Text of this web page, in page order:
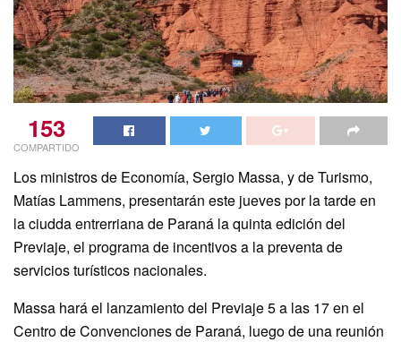
153
COMPARTIDO
Los ministros de Economía, Sergio Massa, y de Turismo,
Matías Lammens, presentarán este jueves por la tarde en
la ciudda entrerriana de Paraná la quinta edición del
Previaje, el programa de incentivos a la preventa de
servicios turísticos nacionales.
Massa hará el lanzamiento del Previaje 5 a las 17 en el
Centro de Convenciones de Paraná, luego de una reunión